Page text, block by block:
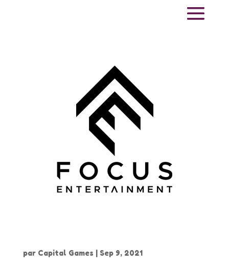
par Capital Games | Sep 9, 2021